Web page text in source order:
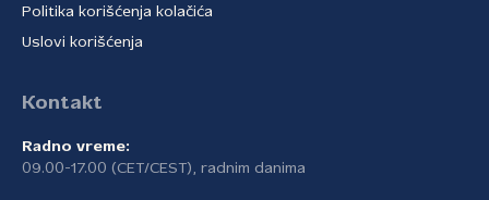
Politika korišćenja kolačića
Uslovi korišćenja
Kontakt
Radno vreme:
09.00-17.00 (CET/CEST), radnim danima